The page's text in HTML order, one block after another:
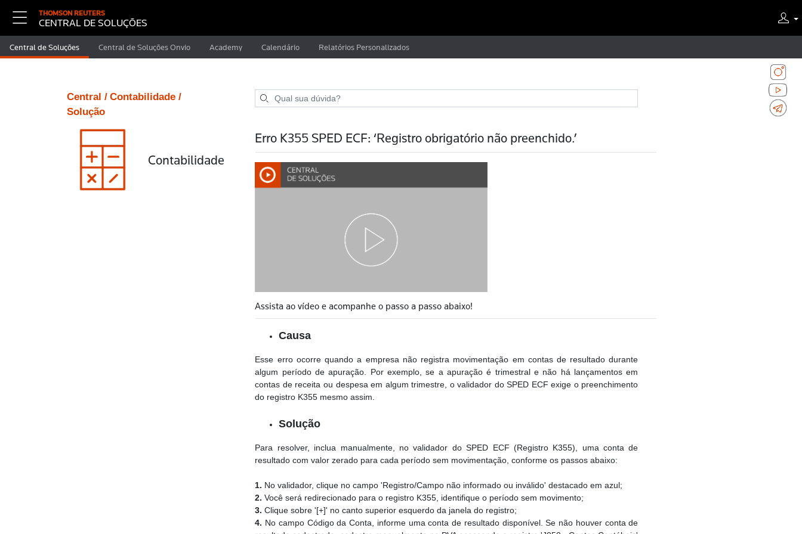
THOMSON REUTERS
CENTRAL DE SOLUÇÕES
Central de Soluções Central de Soluções Onvio Academy Calendário Relatórios Personalizados
Central / Contabilidade /
Solução
Contabilidade
Erro K355 SPED ECF: ‘Registro obrigatório não preenchido.’
Assista ao vídeo e acompanhe o passo a passo abaixo!
Causa
Esse erro ocorre quando a empresa não registra movimentação em contas de resultado durante
algum período de apuração. Por exemplo, se a apuração é trimestral e não há lançamentos em
contas de receita ou despesa em algum trimestre, o validador do SPED ECF exige o preenchimento
do registro K355 mesmo assim.
Solução
Para resolver, inclua manualmente, no validador do SPED ECF (Registro K355), uma conta de
resultado com valor zerado para cada período sem movimentação, conforme os passos abaixo:
1. No validador, clique no campo 'Registro/Campo não informado ou inválido' destacado em azul;
2.Você será redirecionado para o registro K355, identifique o período sem movimento;
3. Clique sobre '[+]' no canto superior esquerdo da janela do registro;
4. No campo Código da Conta, informe uma conta de resultado disponível. Se não houver conta de